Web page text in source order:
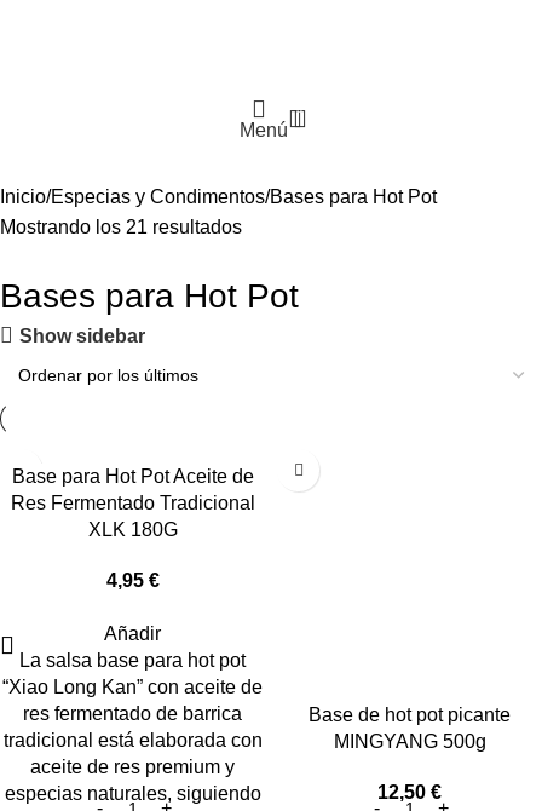
Menú
0
Inicio Especias y Condimentos Bases para Hot Pot
Mostrando los 21 resultados
Bases para Hot Pot
Show sidebar
Base para Hot Pot Aceite de
Res Fermentado Tradicional
XLK 180G
4,95 €
Añadir
La salsa base para hot pot
“Xiao Long Kan” con aceite de
res fermentado de barrica
tradicional está elaborada con
aceite de res premium y
especias naturales, siguiendo
Base de hot pot picante
MINGYANG 500g
12,50 €